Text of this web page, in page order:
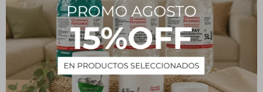
Cápsula de Porcelana
PRODUCTOS QUE TE PUEDEN INTERESAR